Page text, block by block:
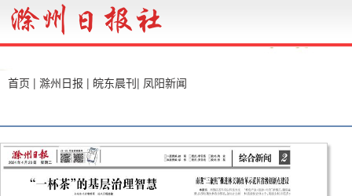
首页 | 滁州日报 | 皖东晨刊| 凤阳新闻